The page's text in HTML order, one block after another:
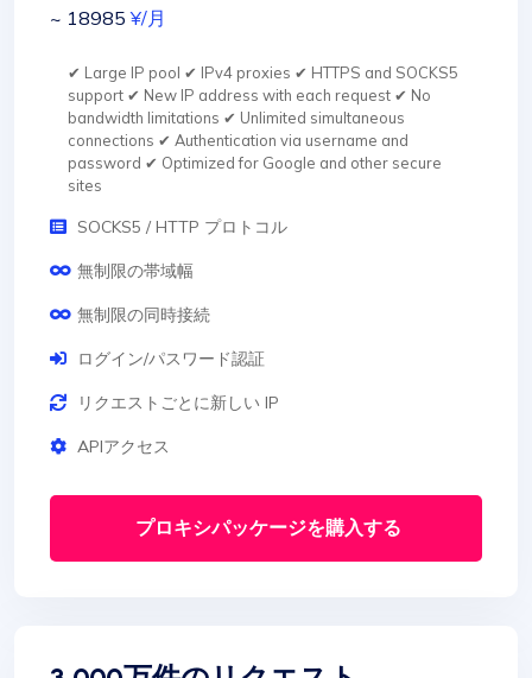
~ 18985¥/月
✔ Large IP pool ✔ IPv4 proxies ✔ HTTPS and SOCKS5
support ✔ New IP address with each request ✔ No
bandwidth limitations ✔ Unlimited simultaneous
connections ✔ Authentication via username and
password ✔ Optimized for Google and other secure
sites
SOCKS5 / HTTP プロトコル
無制限の帯域幅
無制限の同時接続
ログイン/パスワード認証
リクエストごとに新しい IP
APIアクセス
プロキシパッケージを購入する